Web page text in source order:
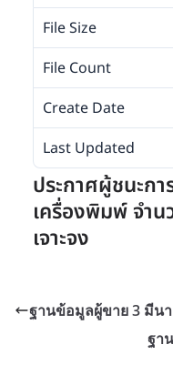
File Size
File Count
Create Date
Last Updated
ประกาศผู้ชนะก
เครื่องพิมพ์ จำน
เจาะจง
ฐานข้อมูลผู้ขาย 3 มีน
ฐา